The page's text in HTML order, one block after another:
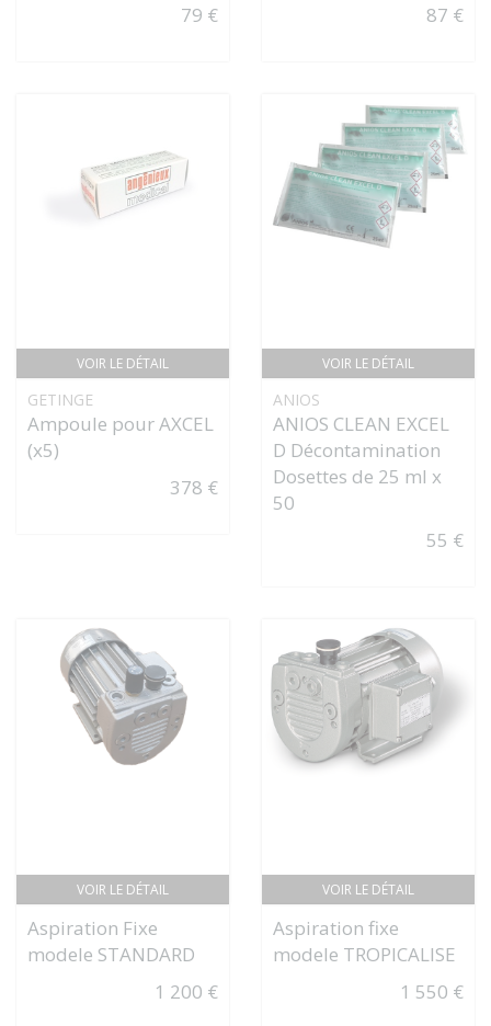
79 €
87 €
VOIR LE DÉTAIL
GETINGE
Ampoule pour AXCEL
(x5)
378 €
VOIR LE DÉTAIL
ANIOS
ANIOS CLEAN EXCEL
D Décontamination
Dosettes de 25 ml x
50
55 €
VOIR LE DÉTAIL
Aspiration Fixe
modele STANDARD
1 200 €
VOIR LE DÉTAIL
Aspiration fixe
modele TROPICALISE
1 550 €